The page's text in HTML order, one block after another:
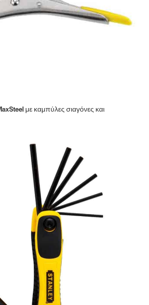
με καμπύλες σιαγόνες και